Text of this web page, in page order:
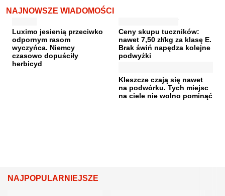
NAJNOWSZE WIADOMOŚCI
Luximo jesienią przeciwko
odpornym rasom
wyczyńca. Niemcy
czasowo dopuściły
herbicyd
Ceny skupu tuczników:
nawet 7,50 zł/kg za klasę E.
Brak świń napędza kolejne
podwyżki
Kleszcze czają się nawet
na podwórku. Tych miejsc
na ciele nie wolno pominąć
NAJPOPULARNIEJSZE